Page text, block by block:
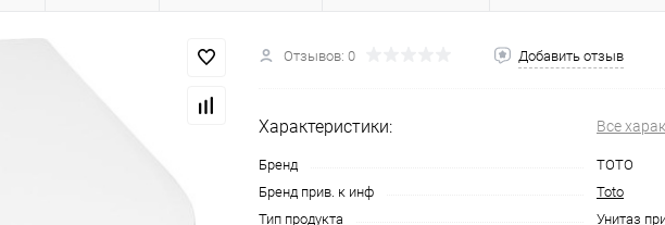
Отзывов: 0 Добавить отзыв
Характеристики: Все
Бренд
TOTO
Бренд прив. к инф
Toto
Тип продукта
Унитаз